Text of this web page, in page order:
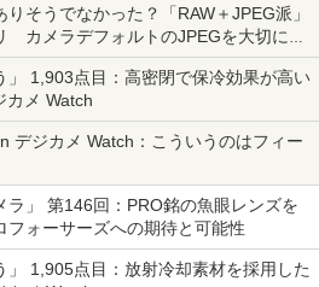
そうでなかった？「RAW＋JPEG派」
カメラデフォルトのJPEGを大切にす
」 1,903点目：高密閉で保冷効果が高い
カメ Watch
デジカメ Watch：こういうのはフィー
ラ」 第146回：PRO銘の魚眼レンズを
フォーサーズへの期待と可能性
」 1,905点目：放射冷却素材を採用した